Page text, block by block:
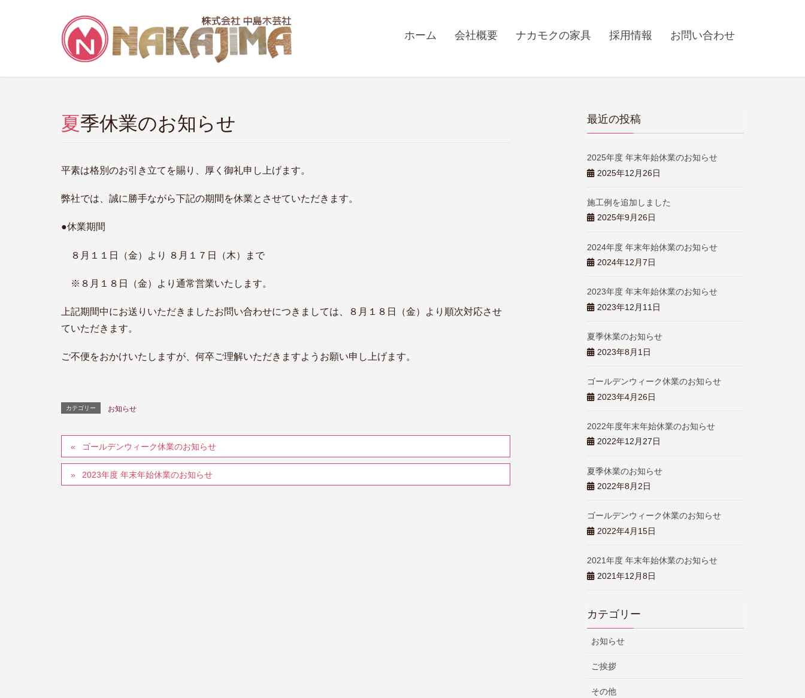
ホーム 会社概要 ナカモクの家具 採用情報 お問い合わせ
夏季休業のお知らせ
平素は格別のお引き立てを賜り、厚く御礼申し上げます。
弊社では、 誠に勝手ながら下記の期間を休業とさせていただきます。
●休業期間
８月１１日（金）より ８月１７日（木）まで
※８月１８日（金）より通常営業いたします。
上記期間中にお送りいただきましたお問い合わせにつきましては、
８月１８日（金）より順次対応させ
ていただきます。
ご不便をおかけいたしますが、 何卒ご理解いただきますようお願い申し上げます。
カテゴリー お知らせ
ゴールデンウィーク休業のお知らせ
2023年度 年末年始休業のお知らせ
最近の投稿
2025年度 年末年始休業のお知らせ
2025年12月26日
施工例を追加しました
2025年9月26日
2024年度 年末年始休業のお知らせ
2024年12月7日
2023年度 年末年始休業のお知らせ
2023年12月11日
夏季休業のお知らせ
2023年8月1日
ゴールデンウィーク休業のお知らせ
2023年4月26日
2022年度年末年始休業のお知らせ
2022年12月27日
夏季休業のお知らせ
2022年8月2日
ゴールデンウィーク休業のお知らせ
2022年4月15日
2021年度 年末年始休業のお知らせ
2021年12月8日
カテゴリー
お知らせ
ご挨拶
その他